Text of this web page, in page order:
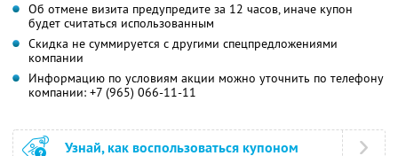
Об отмене визита предупредите за 12 часов, иначе купон
будет считаться использованным
Скидка не суммируется с другими спецпредложениями
компании
Информацию по условиям акции можно уточнить по телефону
компании: +7 (965) 066-11-11
Узнай, как воспользоваться купоном